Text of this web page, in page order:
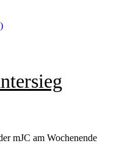
mJC am Wochenende